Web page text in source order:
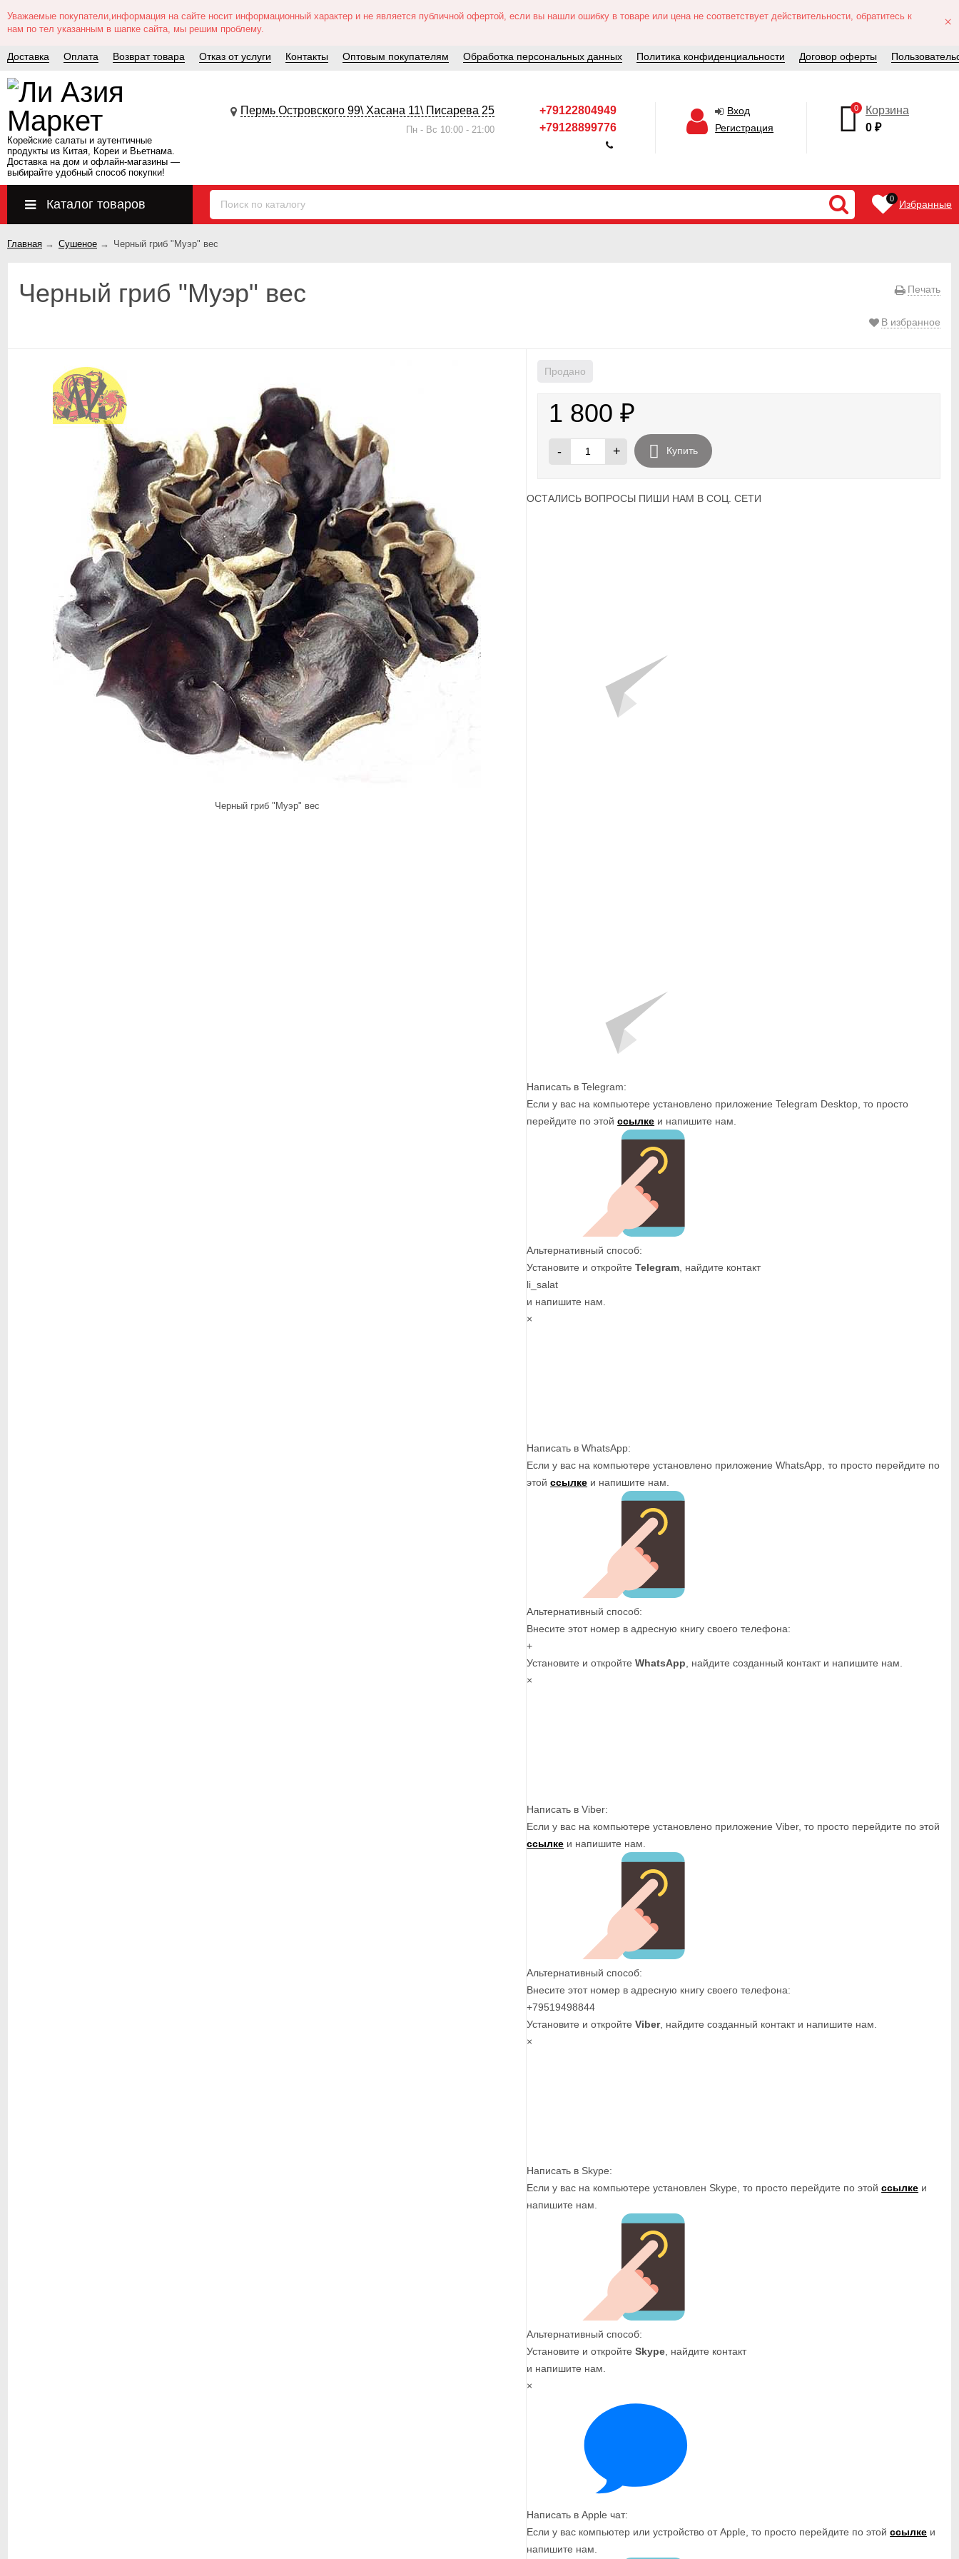
Уважаемые покупатели,информация на сайте носит информационный характер и не является публичной офертой, если вы нашли ошибку в товаре или цена не соответствует действительности, обратитесь к
нам по тел указанным в шапке сайта, мы решим проблему.
×
Доставка Оплата Возврат товара Отказ от услуги Контакты Оптовым покупателям Обработка персональных данных Политика конфиденциальности Договор оферты
Корейские салаты и аутентичные
продукты из Китая, Кореи и Вьетнама.
Доставка на дом и офлайн‑магазины —
выбирайте удобный способ покупки!
Пермь Островского 99\ Хасана 11\ Писарева 25
Пн - Вс 10:00 - 21:00
+79122804949
+79128899776
Вход
Регистрация
0
Корзина
0₽
Каталог товаров 0 Избранные
Главная → Сушеное → Черный гриб "Муэр" вес
Печать
Черный гриб "Муэр" вес
В избранное
Черный гриб "Муэр" вес
Продано
1 800₽
- + Купить
ОСТАЛИСЬ ВОПРОСЫ ПИШИ НАМ В СОЦ. СЕТИ
Написать в Telegram:
Если у вас на компьютере установлено приложение Telegram Desktop, то просто
перейдите по этойссылке и напишите нам.
Альтернативный способ:
Установите и откройтеTelegram , найдите контакт
li_salat
и напишите нам.
×
Написать в WhatsApp:
Если у вас на компьютере установлено приложение WhatsApp, то просто перейдите по
этойссылке и напишите нам.
Альтернативный способ:
Внесите этот номер в адресную книгу своего телефона:
+
Установите и откройтеWhatsApp , найдите созданный контакт и напишите нам.
×
Написать в Viber:
Если у вас на компьютере установлено приложение Viber, то просто перейдите по этой
ссылке и напишите нам.
Альтернативный способ:
Внесите этот номер в адресную книгу своего телефона:
+79519498844
Установите и откройтеViber, найдите созданный контакт и напишите нам.
×
Написать в Skype:
Если у вас на компьютере установлен Skype, то просто перейдите по этойссылке и
напишите нам.
Альтернативный способ:
Установите и откройтеSkype , найдите контакт
и напишите нам.
×
Написать в Apple чат:
Если у вас компьютер или устройство от Apple, то просто перейдите по этойссылке и
напишите нам.